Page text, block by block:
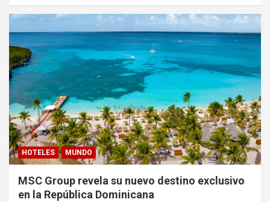
HOTELES MUNDO
MSC Group revela su nuevo destino exclusivo
en la República Dominicana